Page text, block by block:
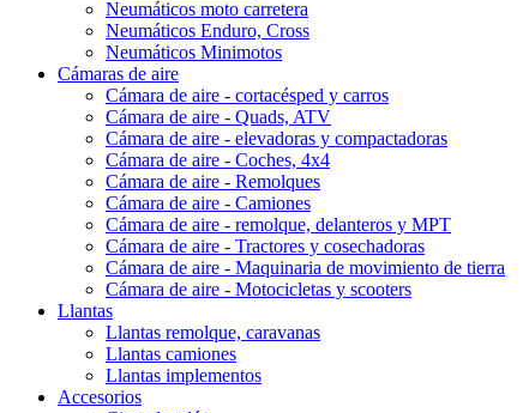
Neumáticos moto carretera
Neumáticos Enduro, Cross
Neumáticos Minimotos
Cámaras de aire
Cámara de aire - cortacésped y carros
Cámara de aire - Quads, ATV
Cámara de aire - elevadoras y compactadoras
Cámara de aire - Coches, 4x4
Cámara de aire - Remolques
Cámara de aire - Camiones
Cámara de aire - remolque, delanteros y MPT
Cámara de aire - Tractores y cosechadoras
Cámara de aire - Maquinaria de movimiento de tierra
Cámara de aire - Motocicletas y scooters
Llantas
Llantas remolque, caravanas
Llantas camiones
Llantas implementos
Accesorios